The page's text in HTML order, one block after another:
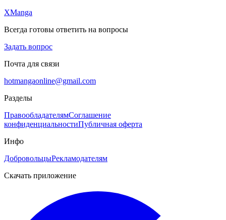
XManga
Всегда готовы ответить на вопросы
Задать вопрос
Почта для связи
hotmangaonline@gmail.com
Разделы
ПравообладателямСоглашение
конфиденциальностиПубличная оферта
Инфо
ДобровольцыРекламодателям
Скачать приложение